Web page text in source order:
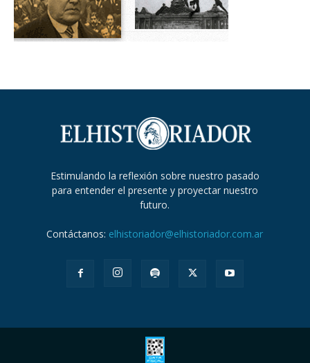
Estimulando la reflexión sobre nuestro pasado
para entender el presente y proyectar nuestro
futuro.
Contáctanos: elhistoriador@elhistoriador.com.ar